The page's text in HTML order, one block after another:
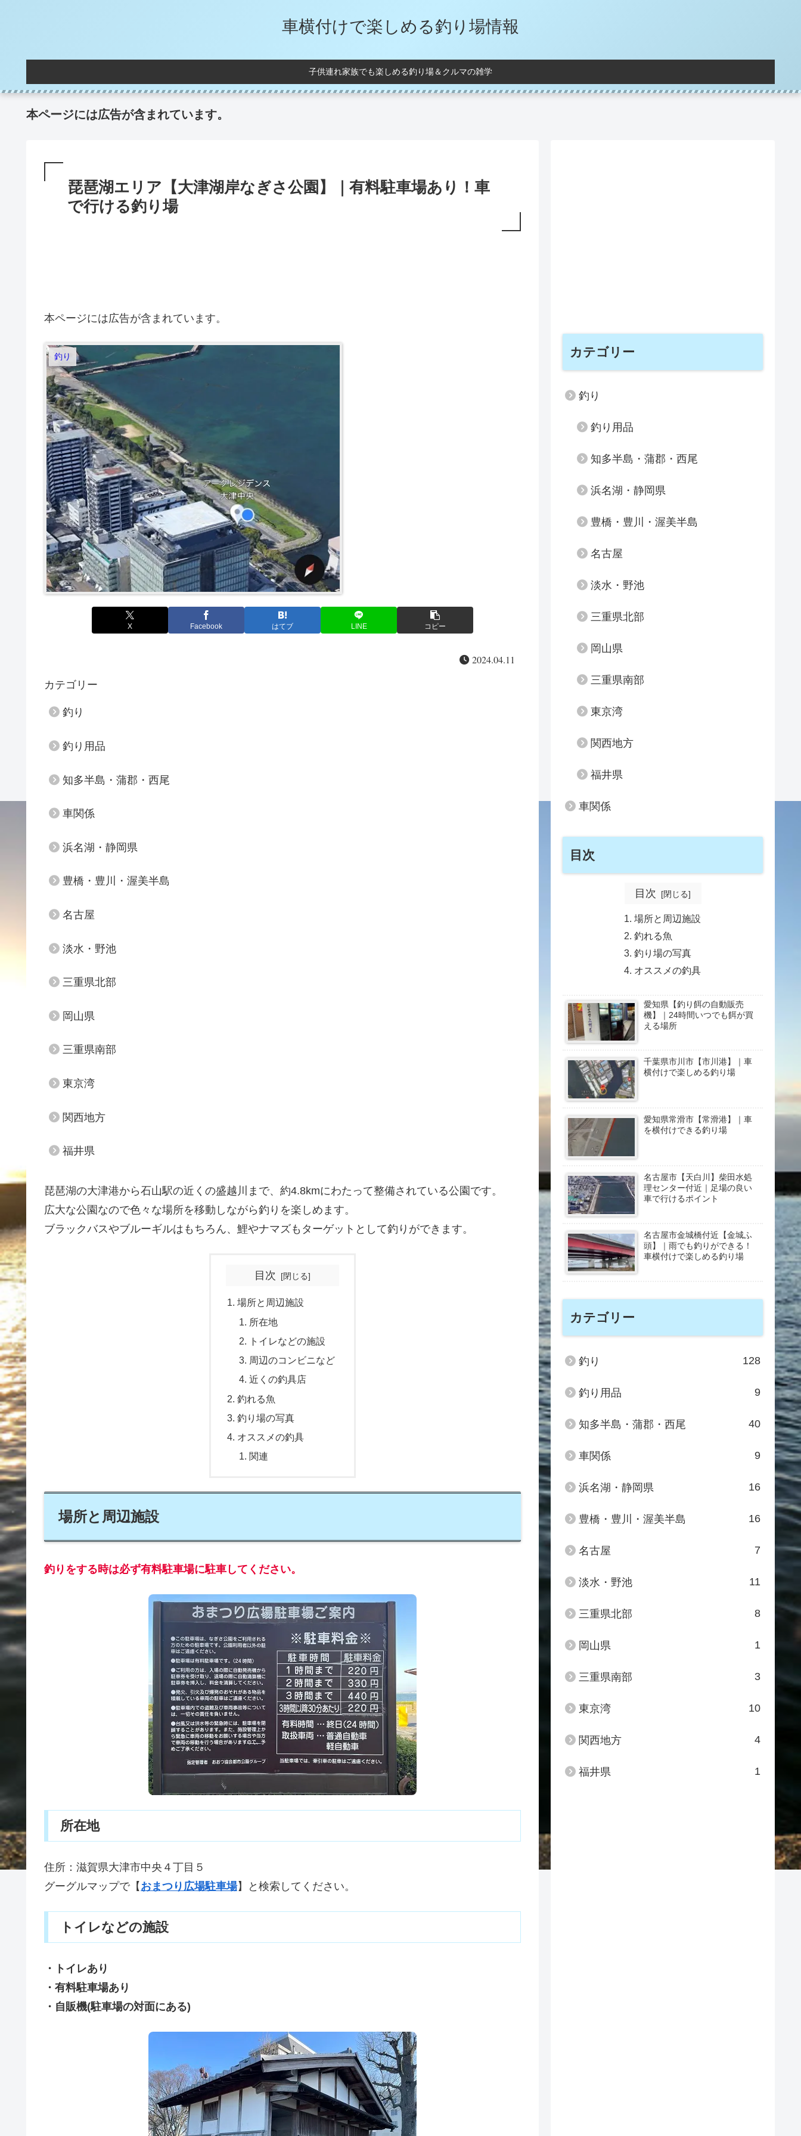
車横付けで楽しめる釣り場情報
子供連れ家族でも楽しめる釣り場＆クルマの雑学
本ページには広告が含まれています。
琵琶湖エリア【大津湖岸なぎさ公園】｜有料駐車場あり！車
で行ける釣り場
本ページには広告が含まれています。
釣り
X Facebook はてブ LINE コピー
2024.04.11
カテゴリー
釣り
釣り用品
知多半島・蒲郡・西尾
車関係
浜名湖・静岡県
豊橋・豊川・渥美半島
名古屋
淡水・野池
三重県北部
岡山県
三重県南部
東京湾
関西地方
福井県
琵琶湖の大津港から石山駅の近くの盛越川まで、約4.8kmにわたって整備されている公園です。
広大な公園なので色々な場所を移動しながら釣りを楽しめます。
ブラックバスやブルーギルはもちろん、鯉やナマズもターゲットとして釣りができます。
目次
場所と周辺施設
所在地
トイレなどの施設
周辺のコンビニなど
近くの釣具店
釣れる魚
釣り場の写真
オススメの釣具
関連
場所と周辺施設
釣りをする時は必ず有料駐車場に駐車してください。
所在地
住所：滋賀県大津市中央４丁目５
グーグルマップで【 おまつり広場駐車場】と検索してください。
トイレなどの施設
・トイレあり
・有料駐車場あり
・自販機(駐車場の対面にある)
カテゴリー
釣り
釣り用品
知多半島・蒲郡・西尾
浜名湖・静岡県
豊橋・豊川・渥美半島
名古屋
淡水・野池
三重県北部
岡山県
三重県南部
東京湾
関西地方
福井県
車関係
目次
目次
場所と周辺施設
釣れる魚
釣り場の写真
オススメの釣具
愛知県【釣り餌の自動販売
機】｜24時間いつでも餌が買
える場所
千葉県市川市【市川港】｜車
横付けで楽しめる釣り場
愛知県常滑市【常滑港】｜車
を横付けできる釣り場
名古屋市【天白川】柴田水処
理センター付近｜足場の良い
車で行けるポイント
名古屋市金城橋付近【金城ふ
頭】｜雨でも釣りができる！
車横付けで楽しめる釣り場
カテゴリー
釣り 128
釣り用品 9
知多半島・蒲郡・西尾 40
車関係 9
浜名湖・静岡県 16
豊橋・豊川・渥美半島 16
名古屋 7
淡水・野池 11
三重県北部 8
岡山県 1
三重県南部 3
東京湾 10
関西地方 4
福井県 1